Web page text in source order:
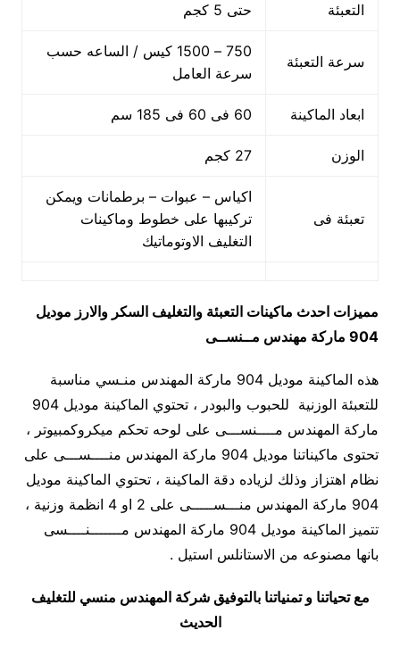
التعبئة
حتى 5 كجم
سرعة التعبئة
750 – 1500 كيس / الساعه حسب
سرعة العامل
ابعاد الماكينة 60 فى 60 فى 185 سم
الوزن 27 كجم
تعبئة فى
اكياس – عبوات – برطمانات ويمكن
تركيبها على خطوط وماكينات
التغليف الاوتوماتيك
مميزات احدث ماكينات التعبئة والتغليف السكر والارز موديل
904 ماركة مهندس مــنســى
هذه الماكينة موديل 904 ماركة المهندس منـسي مناسبة
للتعبئة الوزنية للحبوب والبودر ، تحتوي الماكينة موديل 904
ماركة المهندس مــــنســـى على لوحه تحكم ميكروكمبيوتر ،
تحتوى ماكيناتنا موديل 904 ماركة المهندس منــــســـى على
نظام اهتزاز وذلك لزياده دقة الماكينة ، تحتوي الماكينة موديل
904 ماركة المهندس منـــســـــى على 2 او 4 انظمة وزنية ،
تتميز الماكينة موديل 904 ماركة المهندس مـــــــنــــسى
بانها مصنوعه من الاستانلس استيل .
مع تحياتنا و تمنياتنا بالتوفيق شركة المهندس منسي للتغليف
الحديث